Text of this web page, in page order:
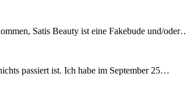
Satis Beauty ist eine Fakebude und/
passiert ist. Ich habe im September 25…